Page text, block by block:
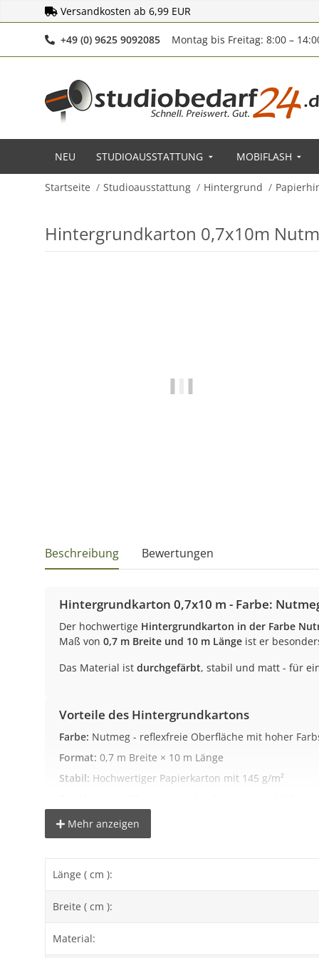
Versandkosten ab 6,99 EUR
+49 (0) 9625 9092085Telefonnummer
Montag bis Freitag: 8:00 –
NEU STUDIOAUSSTATTUNG MOBIFLASH
Startseite Studioausstattung Hintergrund
Hintergrundkarton 0,7x10m
Beschreibung Bewertungen
Hintergrundkarton 0,7x10 m - Farbe:
Der hochwertige Hintergrundkarton in der Farbe
Maß von 0,7 m Breite und 10 m Länge ist er
Das Material ist durchgefärbt, stabil und matt - für
Vorteile des Hintergrundkartons
Farbe: Nutmeg - reflexfreie Oberfläche mit hoher
Format: 0,7 m Breite × 10 m Länge
Stabil: Hochwertiger Papierkarton mit 145 g/m²
Geeignet für:Aufnahmetische & kleinere Produkte
Ideal für folgende Einsatzbereiche
Produktfotografie:
Mehr anzeigen
Länge ( cm ):
Breite ( cm ):
Material: